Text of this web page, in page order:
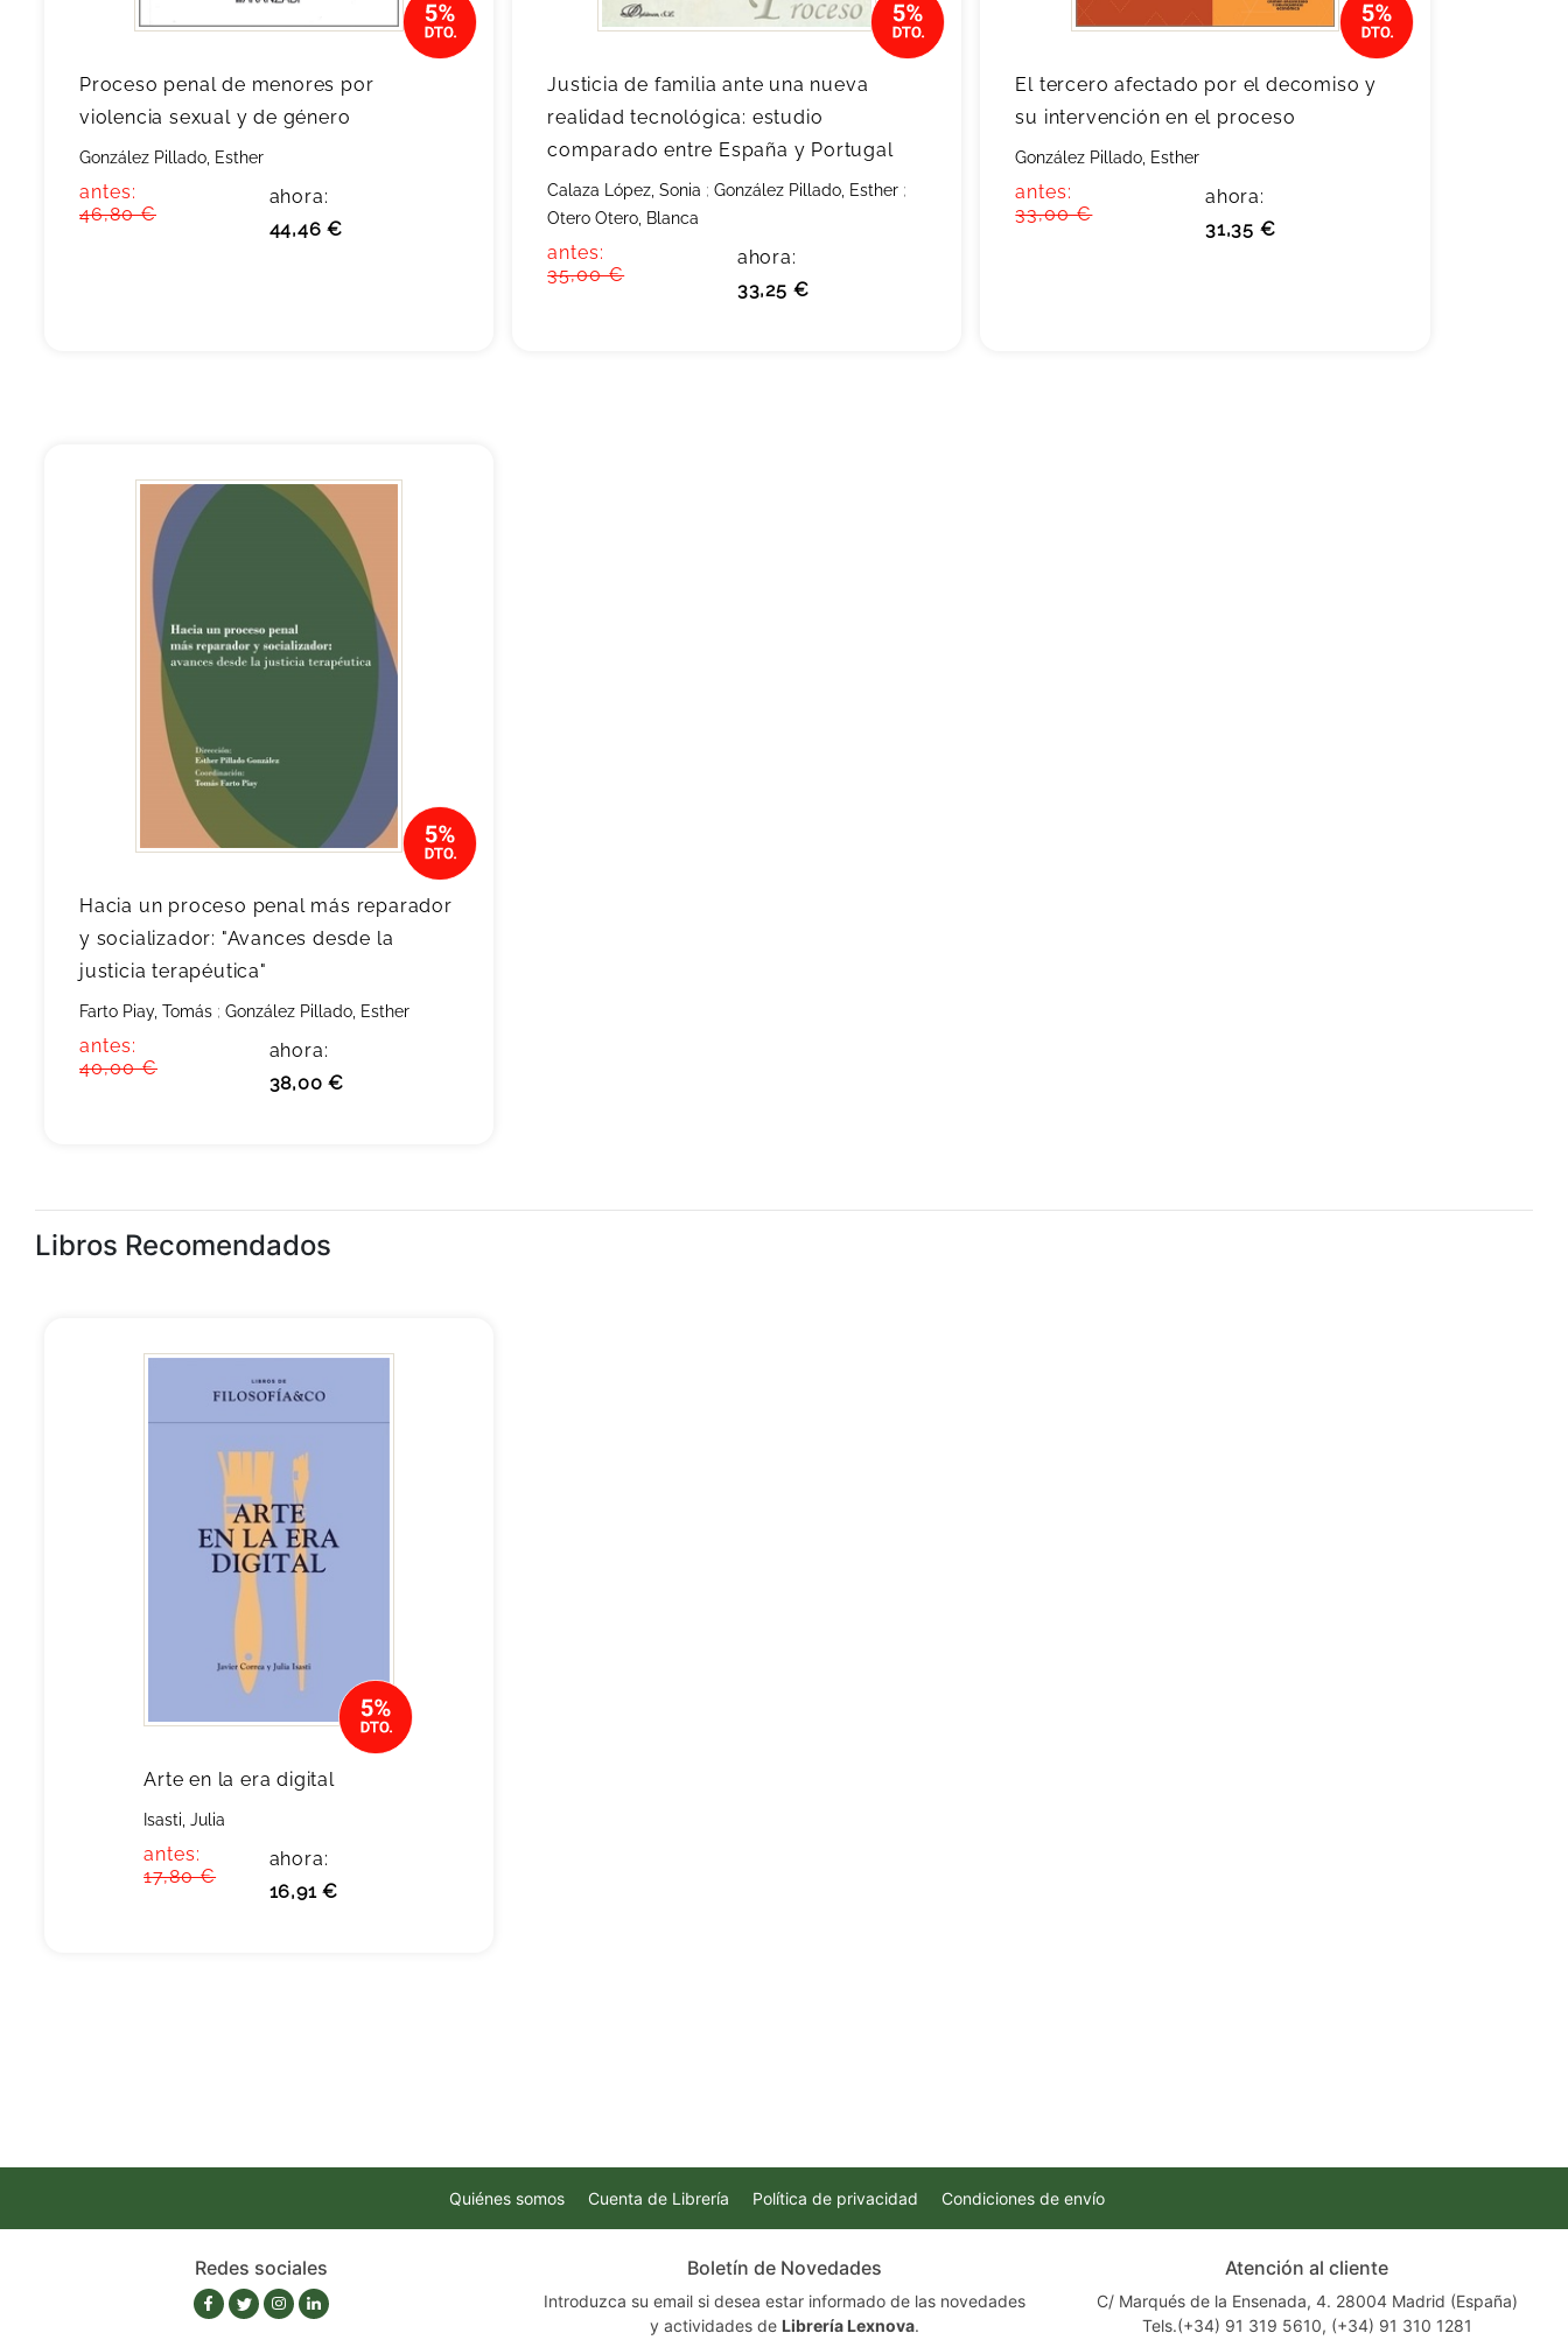
Proceso penal de menores por
violencia sexual y de género
González Pillado, Esther
antes:
46,80 €
ahora:
44,46 €
Justicia de familia ante una nueva
realidad tecnológica: estudio
comparado entre España y Portugal
Calaza López, Sonia ;González Pillado, Esther ;
Otero Otero, Blanca
antes:
35,00 €
ahora:
33,25 €
El tercero afectado por el decomiso y
su intervención en el proceso
González Pillado, Esther
antes:
33,00 €
ahora:
31,35 €
Hacia un proceso penal más reparador
y socializador: "Avances desde la
justicia terapéutica"
Farto Piay, Tomás ; González Pillado, Esther
antes:
40,00 €
ahora:
38,00 €
Libros Recomendados
Arte en la era digital
Isasti, Julia
antes:
17,80 €
ahora:
16,91 €
Quiénes somos Cuenta de Librería Política de privacidad Condiciones de envío
Redes sociales Boletín de Novedades
Introduzca su email si desea estar informado de las novedades
y actividades de Librería Lexnova.
Atención al cliente
C/ Marqués de la Ensenada, 4. 28004 Madrid (España)
Tels.(+34) 91 319 5610, (+34) 91 310 1281